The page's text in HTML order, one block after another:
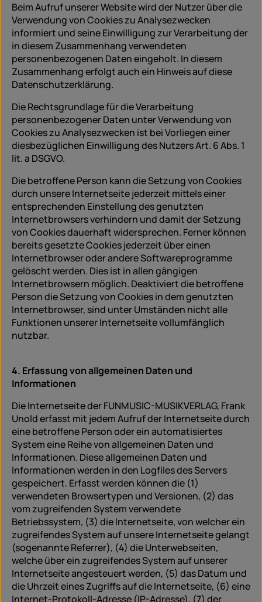
Beim Aufruf unserer Website wird der Nutzer über die
Verwendung von Cookies zu Analysezwecken
informiert und seine Einwilligung zur Verarbeitung der
in diesem Zusammenhang verwendeten
personenbezogenen Daten eingeholt. In diesem
Zusammenhang erfolgt auch ein Hinweis auf diese
Datenschutzerklärung.
Die Rechtsgrundlage für die Verarbeitung
personenbezogener Daten unter Verwendung von
Cookies zu Analysezwecken ist bei Vorliegen einer
diesbezüglichen Einwilligung des Nutzers Art. 6 Abs. 1
lit. a DSGVO.
Die betroffene Person kann die Setzung von Cookies
durch unsere Internetseite jederzeit mittels einer
entsprechenden Einstellung des genutzten
Internetbrowsers verhindern und damit der Setzung
von Cookies dauerhaft widersprechen. Ferner können
bereits gesetzte Cookies jederzeit über einen
Internetbrowser oder andere Softwareprogramme
gelöscht werden. Dies ist in allen gängigen
Internetbrowsern möglich. Deaktiviert die betroffene
Person die Setzung von Cookies in dem genutzten
Internetbrowser, sind unter Umständen nicht alle
Funktionen unserer Internetseite vollumfänglich
nutzbar.
4. Erfassung von allgemeinen Daten und
Informationen
Die Internetseite der FUNMUSIC-MUSIKVERLAG, Frank
Unold erfasst mit jedem Aufruf der Internetseite durch
eine betroffene Person oder ein automatisiertes
System eine Reihe von allgemeinen Daten und
Informationen. Diese allgemeinen Daten und
Informationen werden in den Logfiles des Servers
gespeichert. Erfasst werden können die (1)
verwendeten Browsertypen und Versionen, (2) das
vom zugreifenden System verwendete
Betriebssystem, (3) die Internetseite, von welcher ein
zugreifendes System auf unsere Internetseite gelangt
(sogenannte Referrer), (4) die Unterwebseiten,
welche über ein zugreifendes System auf unserer
Internetseite angesteuert werden, (5) das Datum und
die Uhrzeit eines Zugriffs auf die Internetseite, (6) eine
Internet-Protokoll-Adresse (IP-Adresse), (7) der